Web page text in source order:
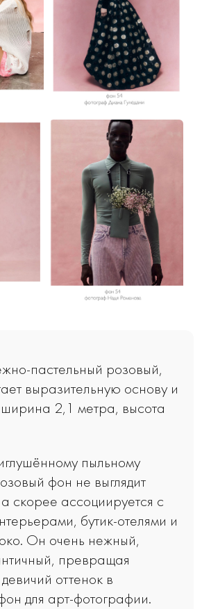
пастельный розовый,
выразительную основу и
ширина 2,1 метра, высота
пыльному
фон не выглядит
скорее ассоциируется с
бутик-отелями и
Он очень нежный,
превращая
оттенок в
для арт-фотографии.